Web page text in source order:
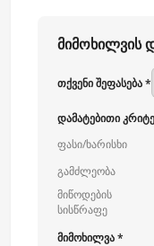
მიმოხილვის
თქვენი შეფასება *
დამატებითი
ფასი/ხარისხი
გამძლეობა
მიწოდების
სისწრაფე
მიმოხილვა *